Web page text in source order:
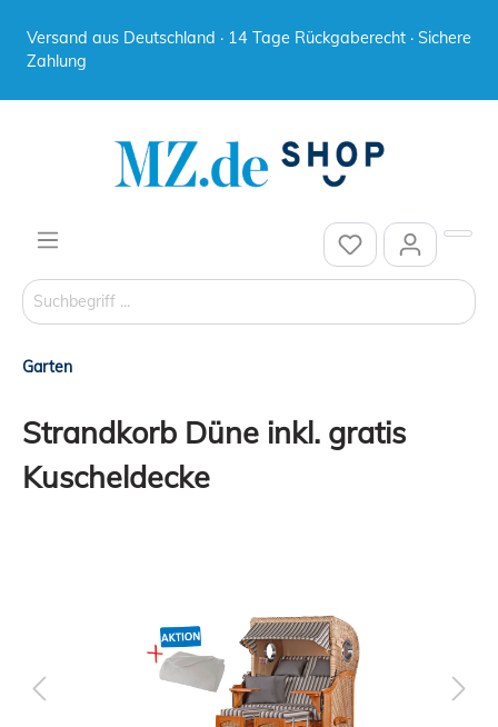
Versand aus Deutschland · 14 Tage Rückgaberecht · Sichere
Zahlung
Garten
Strandkorb Düne inkl. gratis
Kuscheldecke